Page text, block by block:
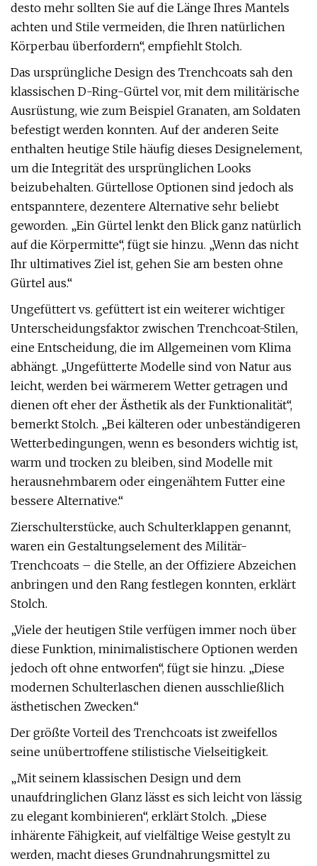
desto mehr sollten Sie auf die Länge Ihres Mantels
achten und Stile vermeiden, die Ihren natürlichen
Körperbau überfordern“, empfiehlt Stolch.
Das ursprüngliche Design des Trenchcoats sah den
klassischen D-Ring-Gürtel vor, mit dem militärische
Ausrüstung, wie zum Beispiel Granaten, am Soldaten
befestigt werden konnten. Auf der anderen Seite
enthalten heutige Stile häufig dieses Designelement,
um die Integrität des ursprünglichen Looks
beizubehalten. Gürtellose Optionen sind jedoch als
entspanntere, dezentere Alternative sehr beliebt
geworden. „Ein Gürtel lenkt den Blick ganz natürlich
auf die Körpermitte“, fügt sie hinzu. „Wenn das nicht
Ihr ultimatives Ziel ist, gehen Sie am besten ohne
Gürtel aus.“
Ungefüttert vs. gefüttert ist ein weiterer wichtiger
Unterscheidungsfaktor zwischen Trenchcoat-Stilen,
eine Entscheidung, die im Allgemeinen vom Klima
abhängt. „Ungefütterte Modelle sind von Natur aus
leicht, werden bei wärmerem Wetter getragen und
dienen oft eher der Ästhetik als der Funktionalität“,
bemerkt Stolch. „Bei kälteren oder unbeständigeren
Wetterbedingungen, wenn es besonders wichtig ist,
warm und trocken zu bleiben, sind Modelle mit
herausnehmbarem oder eingenähtem Futter eine
bessere Alternative.“
Zierschulterstücke, auch Schulterklappen genannt,
waren ein Gestaltungselement des Militär-
Trenchcoats – die Stelle, an der Offiziere Abzeichen
anbringen und den Rang festlegen konnten, erklärt
Stolch.
„Viele der heutigen Stile verfügen immer noch über
diese Funktion, minimalistischere Optionen werden
jedoch oft ohne entworfen“, fügt sie hinzu. „Diese
modernen Schulterlaschen dienen ausschließlich
ästhetischen Zwecken.“
Der größte Vorteil des Trenchcoats ist zweifellos
seine unübertroffene stilistische Vielseitigkeit.
„Mit seinem klassischen Design und dem
unaufdringlichen Glanz lässt es sich leicht von lässig
zu elegant kombinieren“, erklärt Stolch. „Diese
inhärente Fähigkeit, auf vielfältige Weise gestylt zu
werden, macht dieses Grundnahrungsmittel zu